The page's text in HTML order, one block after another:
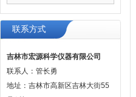
联系方式
吉林市宏源科学仪器有限公司
联系人：管长勇
地址：吉林市高新区吉林大街55